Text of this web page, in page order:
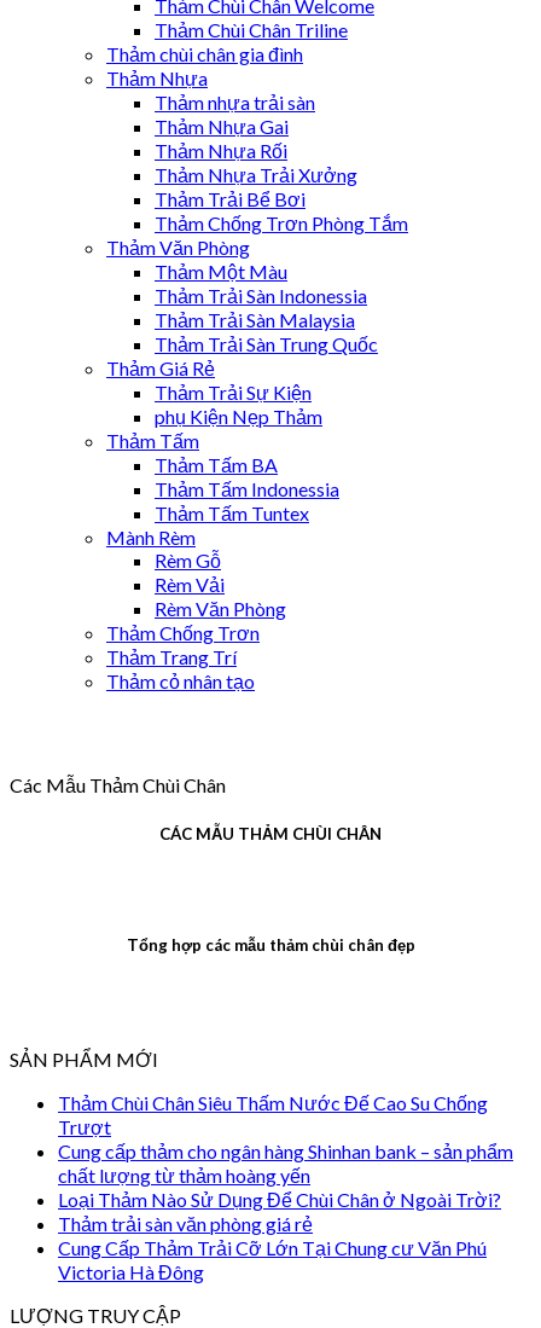
Thảm Chùi Chân Welcome
Thảm Chùi Chân Triline
Thảm chùi chân gia đình
Thảm Nhựa
Thảm nhựa trải sàn
Thảm Nhựa Gai
Thảm Nhựa Rối
Thảm Nhựa Trải Xưởng
Thảm Trải Bể Bơi
Thảm Chống Trơn Phòng Tắm
Thảm Văn Phòng
Thảm Một Màu
Thảm Trải Sàn Indonessia
Thảm Trải Sàn Malaysia
Thảm Trải Sàn Trung Quốc
Thảm Giá Rẻ
Thảm Trải Sự Kiện
phụ Kiện Nẹp Thảm
Thảm Tấm
Thảm Tấm BA
Thảm Tấm Indonessia
Thảm Tấm Tuntex
Mành Rèm
Rèm Gỗ
Rèm Vải
Rèm Văn Phòng
Thảm Chống Trơn
Thảm Trang Trí
Thảm cỏ nhân tạo
Các Mẫu Thảm Chùi Chân
CÁC MẪU THẢM CHÙI CHÂN
Tổng hợp các mẫu thảm chùi chân đẹp
SẢN PHẨM MỚI
Thảm Chùi Chân Siêu Thấm Nước Đế Cao Su Chống
Trượt
Cung cấp thảm cho ngân hàng Shinhan bank – sản phẩm
chất lượng từ thảm hoàng yến
Loại Thảm Nào Sử Dụng Để Chùi Chân ở Ngoài Trời?
Thảm trải sàn văn phòng giá rẻ
Cung Cấp Thảm Trải Cỡ Lớn Tại Chung cư Văn Phú
Victoria Hà Đông
LƯỢNG TRUY CẬP